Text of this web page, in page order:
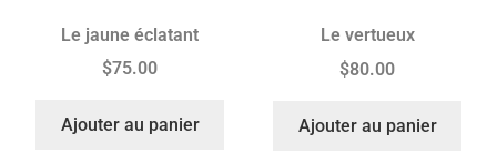
Le jaune éclatant
$75.00
Ajouter au panier
Le vertueux
$80.00
Ajouter au panier